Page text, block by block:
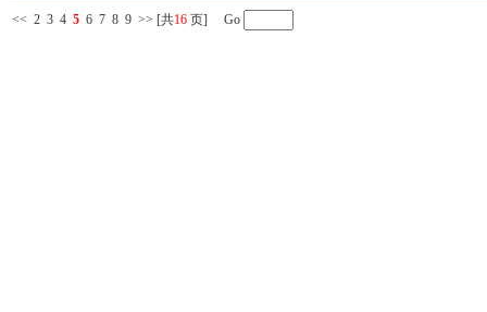
<< 2 3 4 5 6 7 8 9 >> [共16 页] Go